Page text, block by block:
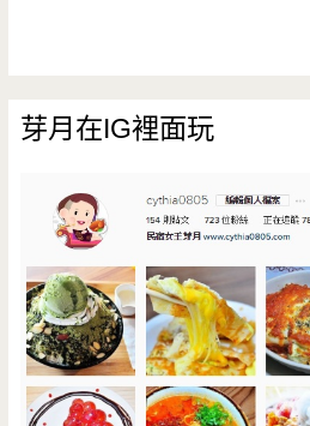
芽月在IG裡面玩